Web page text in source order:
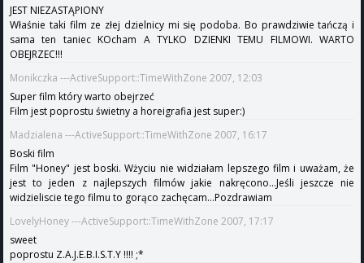
JEST NIEZASTĄPIONY
Właśnie taki film ze złej dzielnicy mi się podoba. Bo prawdziwie tańczą i
sama ten taniec KOcham A TYLKO DZIENKI TEMU FILMOWI. WARTO
OBEJRZEC!!!
Monikczka ---ActiveSupport::TimeWithZone 2007, 12:03
Super film który warto obejrzeć
Film jest poprostu świetny a horeigrafia jest super:)
Madzialena ---ActiveSupport::TimeWithZone 2007, 16:17
Boski film
Film "Honey" jest boski. Wżyciu nie widziałam lepszego film i uważam, że
jest to jeden z najlepszych filmów jakie nakręcono...Jeśli jeszcze nie
widzieliscie tego filmu to gorąco zachęcam...Pozdrawiam
LovelyHoney ---ActiveSupport::TimeWithZone 2007, 17:17
sweet
poprostu Z.A.J.E.B.I.S.T.Y !!!! ;*